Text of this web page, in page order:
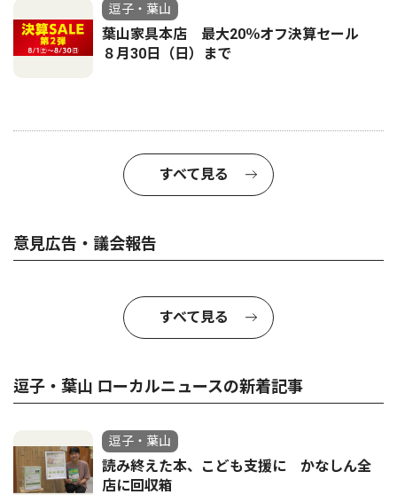
逗子・葉山
葉山家具本店 最大20％オフ決算セール
８月30日（日）まで
すべて見る
意見広告・議会報告
すべて見る
逗子・葉山 ローカルニュースの新着記事
逗子・葉山
読み終えた本、こども支援に かなしん全
店に回収箱